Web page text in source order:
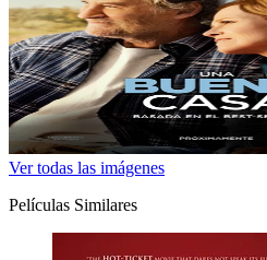
Ver todas las imágenes
Películas Similares